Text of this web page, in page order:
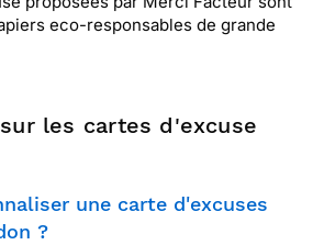
eco-responsables de grande
les cartes d'excuse
une carte d'excuses
?